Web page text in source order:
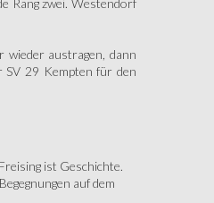
Rang zwei. Westendorf
wieder austragen, dann
SV 29 Kempten für den
ist Geschichte.
auf dem